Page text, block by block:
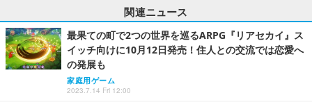
関連ニュース
最果ての町で2つの世界を巡るARPG『リアセカイ』ス
イッチ向けに10月12日発売！住人との交流では恋愛へ
の発展も
家庭用ゲーム
2023.7.14 Fri 12:00